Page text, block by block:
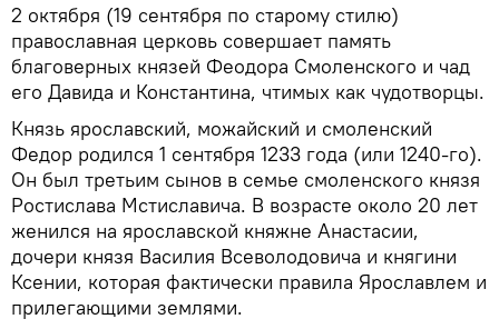
2 октября (19 сентября по старому стилю)
православная церковь совершает память
благоверных князей Феодора Смоленского и чад
его Давида и Константина, чтимых как чудотворцы.
Князь ярославский, можайский и смоленский
Федор родился 1 сентября 1233 года (или 1240-го).
Он был третьим сынов в семье смоленского князя
Ростислава Мстиславича. В возрасте около 20 лет
женился на ярославской княжне Анастасии,
дочери князя Василия Всеволодовича и княгини
Ксении, которая фактически правила Ярославлем и
прилегающими землями.